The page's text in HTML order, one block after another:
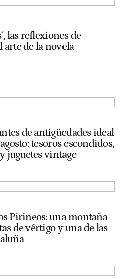
las reflexiones de
de la novela
de antigüedades ideal
tesoros escondidos,
juguetes vintage
Pirineos: una montaña
de vértigo y una de las